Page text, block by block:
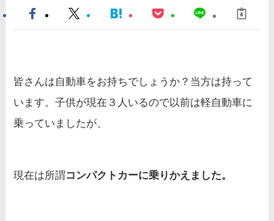
皆さんは自動車をお持ちでしょうか？当方は持って
います。子供が現在３人いるので以前は軽自動車に
乗っていましたが、
現在は所謂コンパクトカーに乗りかえました。